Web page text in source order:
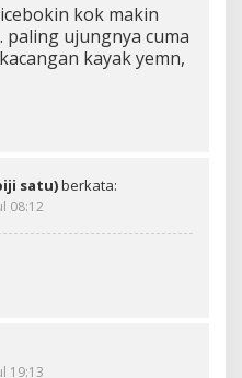
kok makin
paling ujungnya cuma
kayak yemn,
satu)berkata:
08:12
19:13